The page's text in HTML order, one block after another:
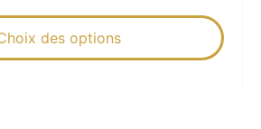
des options